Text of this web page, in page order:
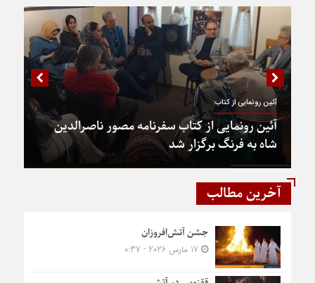
آئین رونمایی از کتاب:
آئین رونمایی از کتاب سفرنامه مصور ناصرالدین
شاه به فرنگ برگزار شد
آخرین مطالب
جشن آتش‌افروزان